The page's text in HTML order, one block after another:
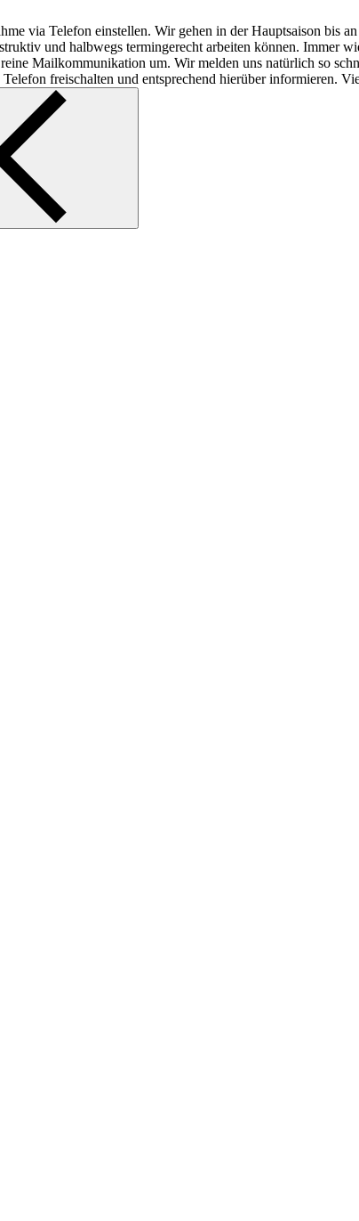
via Telefon einstellen. Wir gehen in der Hauptsaison bis
und halbwegs termingerecht arbeiten können. Immer
Mailkommunikation um. Wir melden uns natürlich so
freischalten und entsprechend hierüber informieren.